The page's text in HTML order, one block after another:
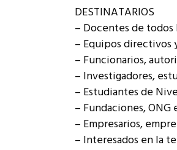
DESTINATARIOS
– Docentes de
– Equipos directivos
– Funcionarios,
– Investigadores,
– Estudiantes de
– Fundaciones,
– Empresarios,
– Interesados en la